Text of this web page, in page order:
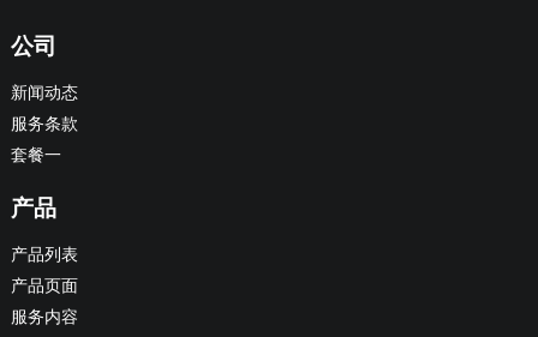
公司
新闻动态
服务条款
套餐一
产品
产品列表
产品页面
服务内容